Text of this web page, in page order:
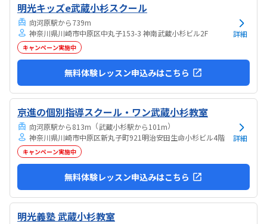
明光キッズe武蔵小杉スクール
向河原駅から739m
神奈川県川崎市中原区中丸子153-3 神南武蔵小杉ビル2F
キャンペーン実施中
詳細
無料体験レッスン申込みはこちら
京進の個別指導スクール・ワン武蔵小杉教室
向河原駅から813m （武蔵小杉駅から101m）
神奈川県川崎市中原区新丸子町921明治安田生命小杉ビル4階
キャンペーン実施中
詳細
無料体験レッスン申込みはこちら
明光義塾 武蔵小杉教室